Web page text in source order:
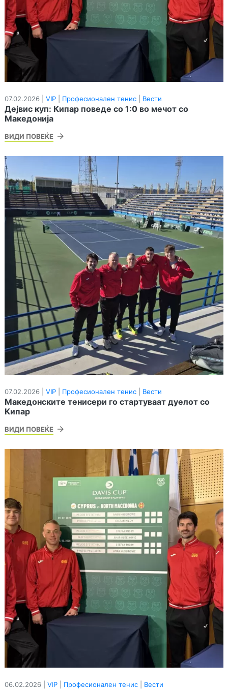
07.02.2026 | VIP Професионален тенис Вести
Дејвис куп: Кипар поведе со 1:0 во мечот со
Македонија
ВИДИ ПОВЕЌЕ
07.02.2026 | VIP Професионален тенис Вести
Македонските тенисери го стартуваат дуелот со
Кипар
ВИДИ ПОВЕЌЕ
06.02.2026 | VIP Професионален тенис Вести